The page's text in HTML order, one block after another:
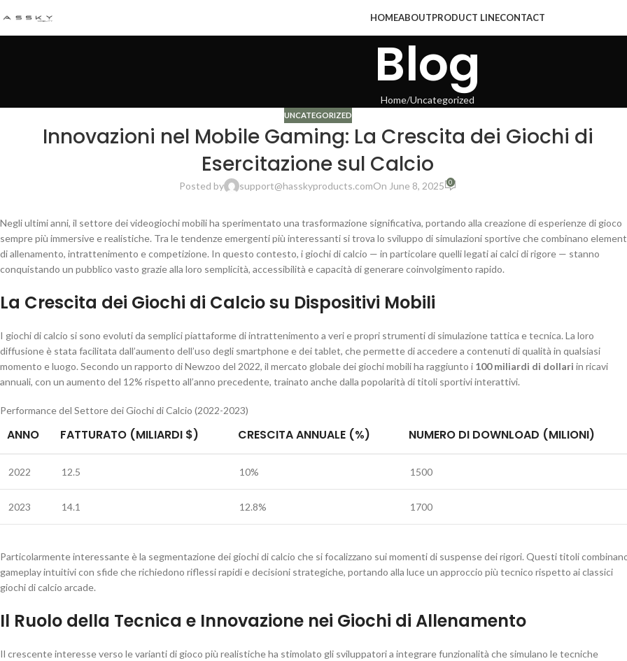
HOMEABOUTPRODUCT LINECONTACT
Blog
Home Uncategorized
UNCATEGORIZED
Innovazioni nel Mobile Gaming: La Crescita dei Giochi di
Esercitazione sul Calcio
Posted by support@hasskyproducts.comOn June 8, 2025 0
Negli ultimi anni, il settore dei videogiochi mobili ha sperimentato una trasformazione significativa, portando alla creazione di esperienze di gioco
sempre più immersive e realistiche. Tra le tendenze emergenti più interessanti si trova lo sviluppo di simulazioni sportive che combinano
di allenamento, intrattenimento e competizione. In questo contesto, i giochi di calcio — in particolare quelli legati ai calci di rigore — stanno
conquistando un pubblico vasto grazie alla loro semplicità, accessibilità e capacità di generare coinvolgimento rapido.
La Crescita dei Giochi di Calcio su Dispositivi Mobili
I giochi di calcio si sono evoluti da semplici piattaforme di intrattenimento a veri e propri strumenti di simulazione tattica e tecnica. La loro
diffusione è stata facilitata dall’aumento dell’uso degli smartphone e dei tablet, che permette di accedere a contenuti di qualità in qualsiasi
momento e luogo. Secondo un rapporto di Newzoo del 2022, il mercato globale dei giochi mobili ha raggiunto i 100 miliardi di dollari in ricavi
annuali, con un aumento del 12% rispetto all’anno precedente, trainato anche dalla popolarità di titoli sportivi interattivi.
Performance del Settore dei Giochi di Calcio (2022-2023)
ANNO FATTURATO (MILIARDI $) CRESCITA ANNUALE (%) NUMERO DI DOWNLOAD (MILIONI)
2022 12.5 10% 1500
2023 14.1 12.8% 1700
Particolarmente interessante è la segmentazione dei giochi di calcio che si focalizzano sui momenti di suspense dei rigori. Questi titoli
gameplay intuitivi con sfide che richiedono riflessi rapidi e decisioni strategiche, portando alla luce un approccio più tecnico rispetto ai classici
giochi di calcio arcade.
Il Ruolo della Tecnica e Innovazione nei Giochi di Allenamento
Il crescente interesse verso le varianti di gioco più realistiche ha stimolato gli sviluppatori a integrare funzionalità che simulano le tecniche